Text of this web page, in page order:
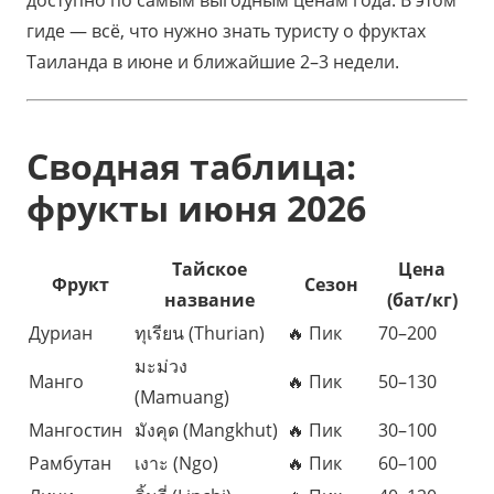
гиде — всё, что нужно знать туристу о фруктах
Таиланда в июне и ближайшие 2–3 недели.
Сводная таблица:
фрукты июня 2026
Фрукт
Тайское
название
Сезон
Цена
(бат/кг)
Дуриан
ทุเรียน (Thurian) 🔥 Пик
70–200
Манго
มะม่วง
(Mamuang)
🔥 Пик
50–130
Мангостин มังคุด (Mangkhut) 🔥 Пик
30–100
Рамбутан
เงาะ (Ngo) 🔥 Пик
60–100